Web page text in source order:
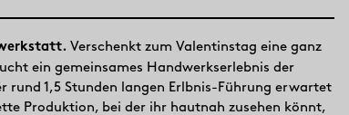
Verschenkt zum Valentinstag eine ganz
ein gemeinsames Handwerkserlebnis der
rund 1,5 Stunden langen Erlbnis-Führung erwartet
Produktion, bei der ihr hautnah zusehen könnt,